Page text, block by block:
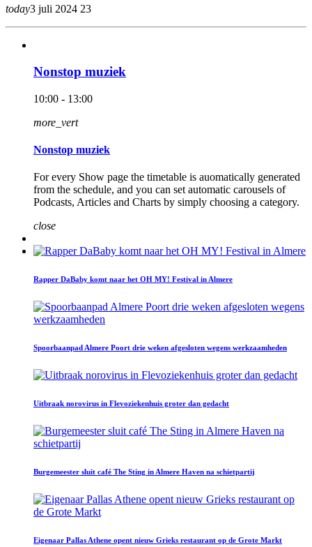
today3 juli 2024 23
Nonstop muziek
10:00 - 13:00
more_vert
Nonstop muziek
For every Show page the timetable is auomatically generated
from the schedule, and you can set automatic carousels of
Podcasts, Articles and Charts by simply choosing a category.
close
Rapper DaBaby komt naar het OH MY! Festival in Almere
Spoorbaanpad Almere Poort drie weken afgesloten wegens werkzaamheden
Uitbraak norovirus in Flevoziekenhuis groter dan gedacht
Burgemeester sluit café The Sting in Almere Haven na schietpartij
Eigenaar Pallas Athene opent nieuw Grieks restaurant op de Grote Markt